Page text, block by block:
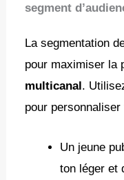
segment
La segmentation
pour maximiser la
multicanal.
pour
Un jeune
ton léger et